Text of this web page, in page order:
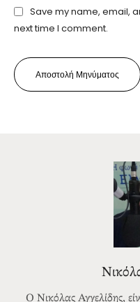
Save my name, email,
next time I comment.
Αποστολή Μηνύματος
Ο Νικόλας Αγγελίδης,